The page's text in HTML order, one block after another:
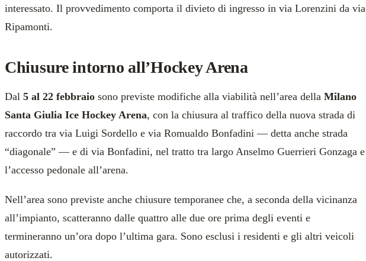
interessato. Il provvedimento comporta il divieto di ingresso in via Lorenzini da via
Ripamonti.
Chiusure intorno all’Hockey Arena
Dal 5 al 22 febbraio sono previste modifiche alla viabilità nell’area della Milano
Santa Giulia Ice Hockey Arena, con la chiusura al traffico della nuova strada di
raccordo tra via Luigi Sordello e via Romualdo Bonfadini — detta anche strada
“diagonale” — e di via Bonfadini, nel tratto tra largo Anselmo Guerrieri Gonzaga e
l’accesso pedonale all’arena.
Nell’area sono previste anche chiusure temporanee che, a seconda della vicinanza
all’impianto, scatteranno dalle quattro alle due ore prima degli eventi e
termineranno un’ora dopo l’ultima gara. Sono esclusi i residenti e gli altri veicoli
autorizzati.